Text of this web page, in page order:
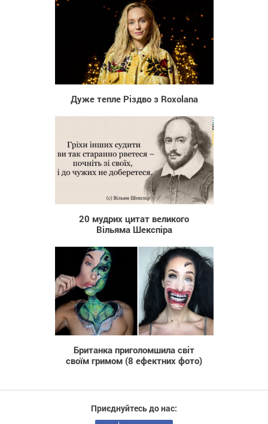
91
Дуже тепле Різдво з Roxolana
3 618
20 мудрих цитат великого
Вільяма Шекспіра
557
Британка приголомшила світ
своїм гримом (8 ефектних фото)
Приєднуйтесь до нас: